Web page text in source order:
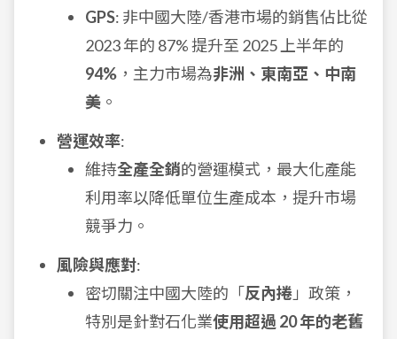
GPS: 非中國大陸/香港市場的銷售佔比從
2023 年的 87% 提升至 2025 上半年的
94% ，主力市場為非洲、東南亞、中南
美 。
營運效率:
維持全產全銷的營運模式，最大化產能
利用率以降低單位生產成本，提升市場
競爭力。
風險與應對:
密切關注中國大陸的「反內捲 」政策，
特別是針對石化業使用超過 20 年的老舊